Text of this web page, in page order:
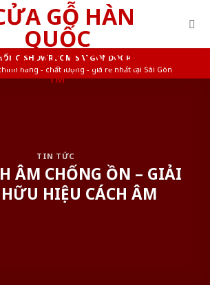
SHOWROOM SAIGONDOOR
hãng - chất lượng - giá rẻ nhất tại Sài Gòn
TIN TỨC
ÂM CHỐNG ỒN – GIẢI
HIỆU CÁCH ÂM